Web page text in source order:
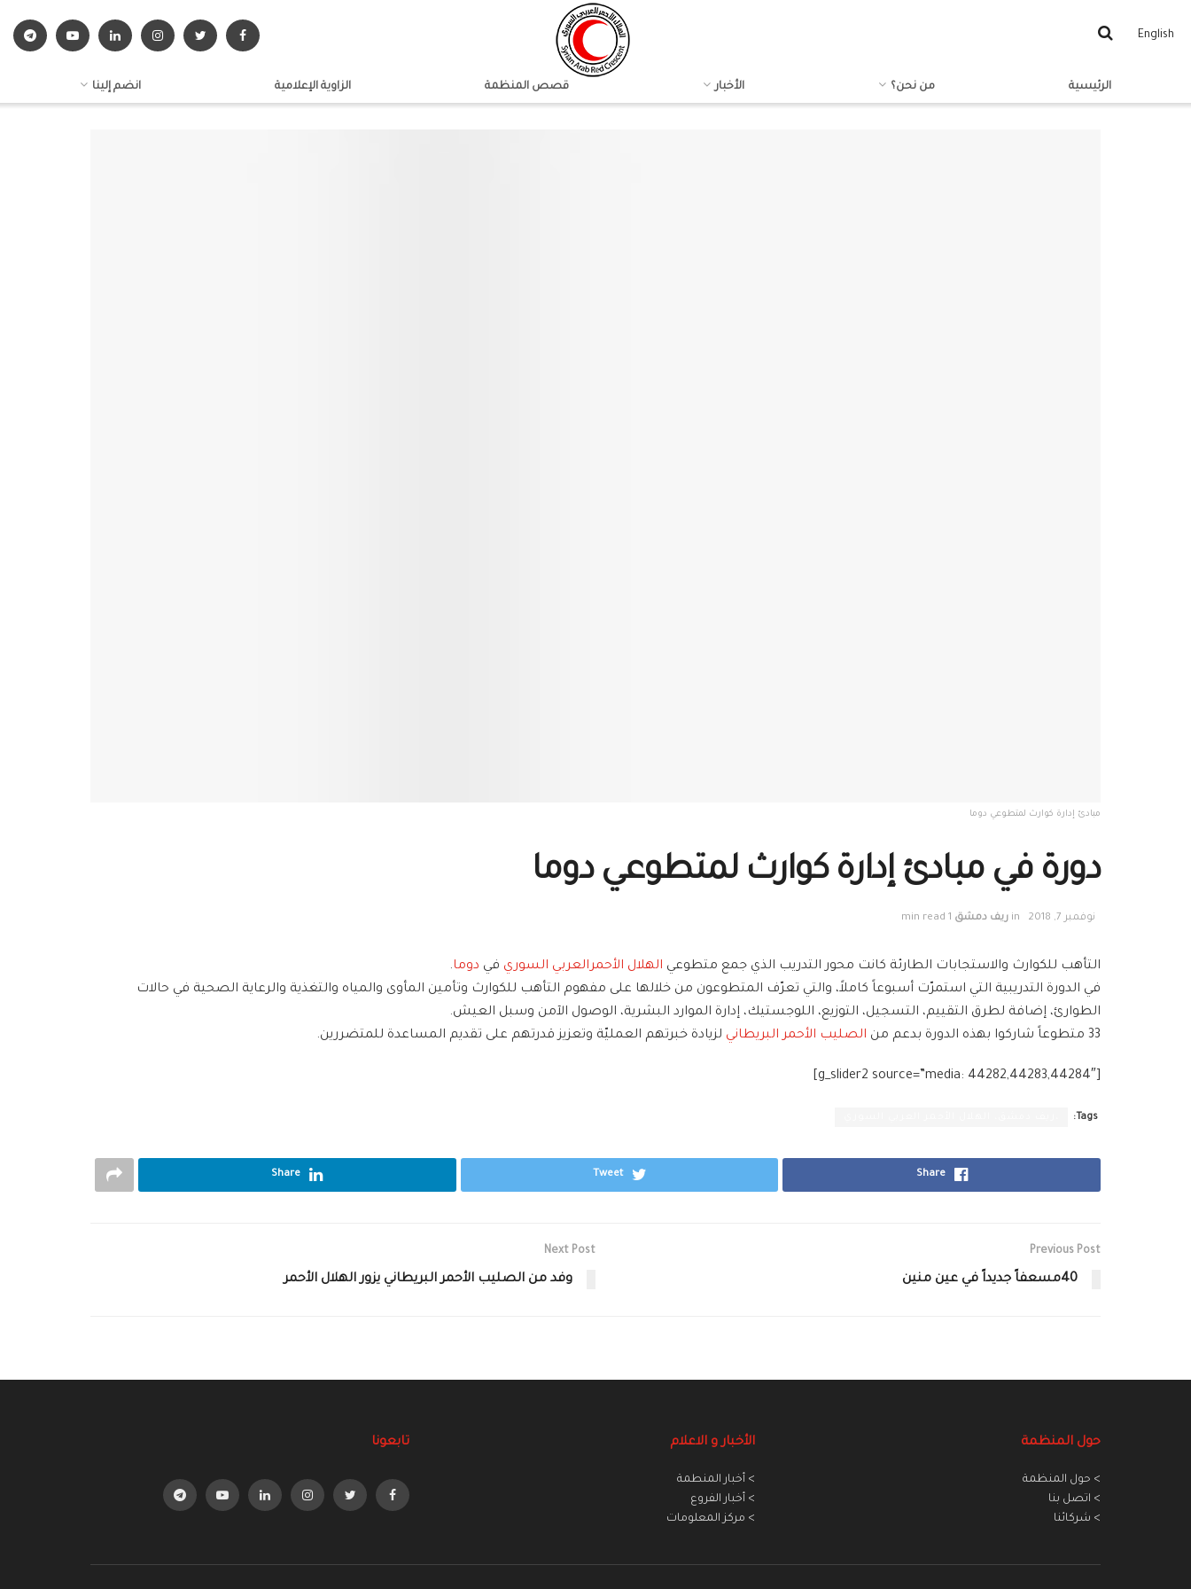
English
الرئيسية من نحن؟ الأخبار قصص المنظمة الزاوية الإعلامية انضم إلينا
مبادئ إدارة كوارث لمتطوعي دوما
دورة في مبادئ إدارة كوارث لمتطوعي دوما
نوفمبر 7, 2018 in ريف دمشق 1 min read
التأهب للكوارث والاستجابات الطارئة كانت محور التدريب الذي جمع متطوعي الهلال الأحمرالعربي السوري في دوما.
في الدورة التدريبية التي استمرّت أسبوعاً كاملاً، والتي تعرّف المتطوعون من خلالها على مفهوم التأهب للكوارث وتأمين المأوى والمياه والتغذية والرعاية الصحية في حالات
الطوارئ، إضافة لطرق التقييم، التسجيل، التوزيع، اللوجستيك، إدارة الموارد البشرية، الوصول الآمن وسبل العيش.
33 متطوعاً شاركوا بهذه الدورة بدعم من
الصليب الأحمر البريطاني لزيادة خبرتهم العمليّة وتعزيز قدرتهم على تقديم المساعدة للمتضررين.
[g_slider2 source=”media: 44282,44283,44284″]
Tags:
Share
Tweet
Share
Previous Post
40مسعفاً جديداً في عين منين
Next Post
وفد من الصليب الأحمر البريطاني يزور الهلال الأحمر
حول المنظمة
> حول المنظمة
> اتصل بنا
> شركائنا
الأخبار و الاعلام
> أخبار المنطمة
> أخبار الفروع
> مركز المعلومات
تابعونا